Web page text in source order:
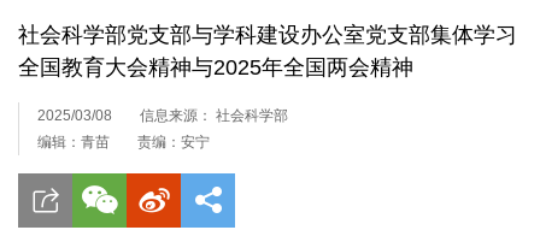
社会科学部党支部与学科建设办公室党支部集体学习
全国教育大会精神与2025年全国两会精神
2025/03/08
信息来源： 社会科学部
编辑：青苗
责编：安宁